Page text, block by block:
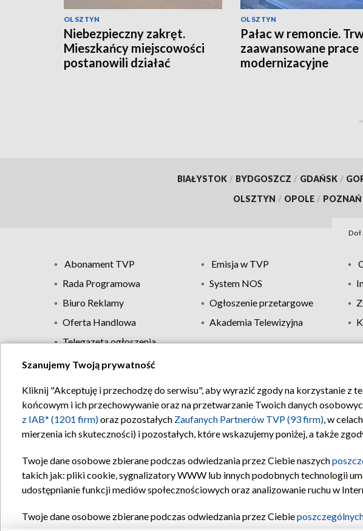
OLSZTYN
Niebezpieczny zakręt.
Mieszkańcy miejscowości
postanowili działać
OLSZTYN
Pałac w remoncie.
zaawansowane prace
modernizacyjne
BIAŁYSTOK / BYDGOSZCZ / GDAŃSK /
OLSZTYN / OPOLE / POZNAŃ
Abonament TVP Emisja w TVP
Rada Programowa
System NOS
Biuro Reklamy
Ogłoszenie przetargowe
Oferta Handlowa
Akademia Telewizyjna
Telegazeta ogłoszenia
Regulamin TVP Polityka prywatności
Szanujemy Twoją prywatność
Kliknij "Akceptuję i przechodzę do serwisu", aby wyrazić zgody na korzystanie z
końcowym i ich przechowywanie oraz na przetwarzanie Twoich danych
z IAB* (1201 firm)oraz pozostałych Zaufanych Partnerów TVP (93 firm), w
mierzenia ich skuteczności) i pozostałych, które wskazujemy poniżej, a także
Twoje dane osobowe zbierane podczas odwiedzania przez Ciebie naszych
takich jak: pliki cookie, sygnalizatory WWW lub innych podobnych technologii
udostępnianie funkcji mediów społecznościowych oraz analizowanie ruchu w
Twoje dane osobowe zbierane podczas odwiedzania przez Ciebie